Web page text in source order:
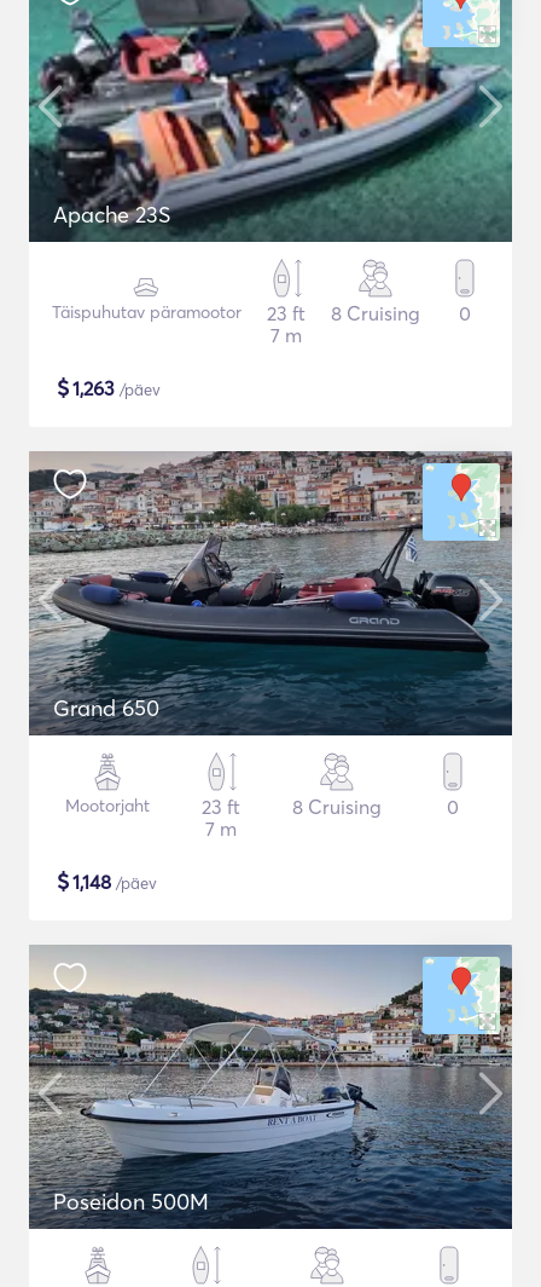
Apache 23S
Täispuhutav päramootor
23 ft
7 m
8 Cruising 0
$1,263 /päev
Grand 650
Mootorjaht
23 ft
7 m
8 Cruising 0
$1,148 /päev
Poseidon 500M